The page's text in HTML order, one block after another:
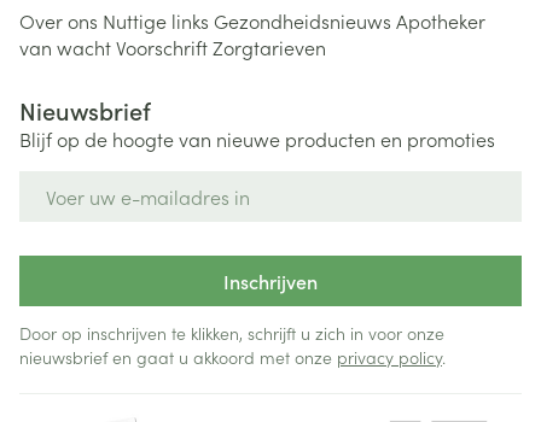
Over ons Nuttige links Gezondheidsnieuws Apotheker
van wachtVoorschriftZorgtarieven
Nieuwsbrief
Blijf op de hoogte van nieuwe producten en promoties
Inschrijven
Door op inschrijven te klikken, schrijft u zich in voor onze
nieuwsbrief en gaat u akkoord met onze privacy policy.